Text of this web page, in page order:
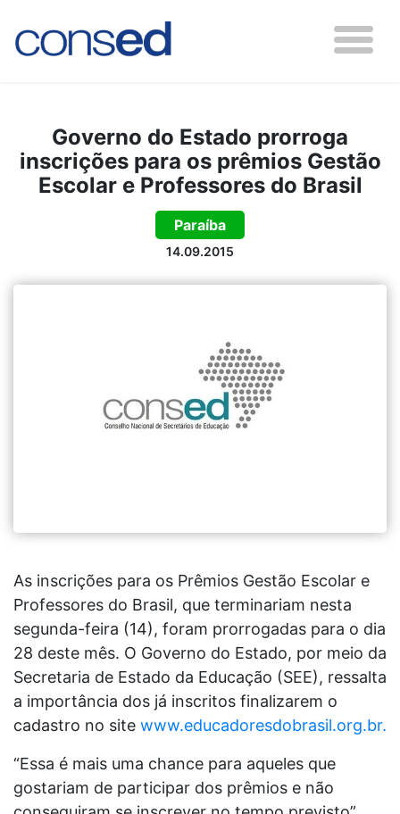
Governo do Estado prorroga
inscrições para os prêmios Gestão
Escolar e Professores do Brasil
Paraíba
14.09.2015
As inscrições para os Prêmios Gestão Escolar e
Professores do Brasil, que terminariam nesta
segunda-feira (14), foram prorrogadas para o dia
28 deste mês. O Governo do Estado, por meio da
Secretaria de Estado da Educação (SEE), ressalta
a importância dos já inscritos finalizarem o
cadastro no site www.educadoresdobrasil.org.br.
“Essa é mais uma chance para aqueles que
gostariam de participar dos prêmios e não